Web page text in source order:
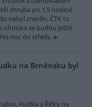
zhruba po 1,5 hodině
nebyl zraněn. ČTK to
ohniska se budou ještě
noc do středy.
na Brněnsku byl
Rudka a Říčky na